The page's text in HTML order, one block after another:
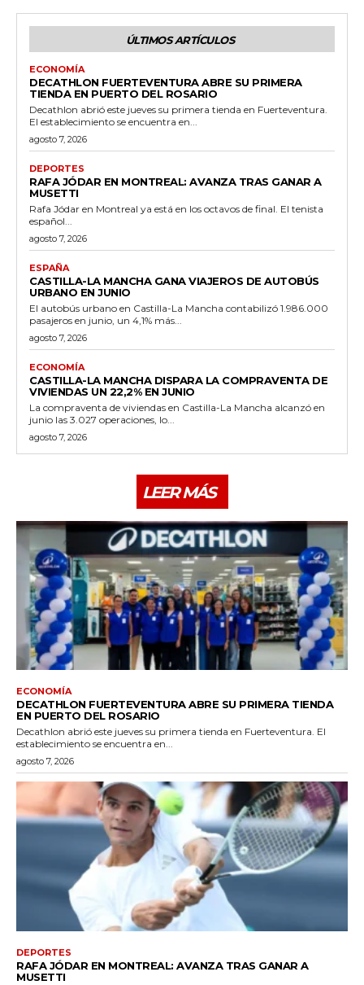
ÚLTIMOS ARTÍCULOS
ECONOMÍA
DECATHLON FUERTEVENTURA ABRE SU PRIMERA
TIENDA EN PUERTO DEL ROSARIO
Decathlon abrió este jueves su primera tienda en Fuerteventura.
El establecimiento se encuentra en...
agosto 7, 2026
DEPORTES
RAFA JÓDAR EN MONTREAL: AVANZA TRAS GANAR A
MUSETTI
Rafa Jódar en Montreal ya está en los octavos de final. El tenista
español...
agosto 7, 2026
ESPAÑA
CASTILLA-LA MANCHA GANA VIAJEROS DE AUTOBÚS
URBANO EN JUNIO
El autobús urbano en Castilla-La Mancha contabilizó 1.986.000
pasajeros en junio, un 4,1% más...
agosto 7, 2026
ECONOMÍA
CASTILLA-LA MANCHA DISPARA LA COMPRAVENTA DE
VIVIENDAS UN 22,2% EN JUNIO
La compraventa de viviendas en Castilla-La Mancha alcanzó en
junio las 3.027 operaciones, lo...
agosto 7, 2026
LEER MÁS
ECONOMÍA
DECATHLON FUERTEVENTURA ABRE SU PRIMERA TIENDA
EN PUERTO DEL ROSARIO
Decathlon abrió este jueves su primera tienda en Fuerteventura. El
establecimiento se encuentra en...
agosto 7, 2026
DEPORTES
RAFA JÓDAR EN MONTREAL: AVANZA TRAS GANAR A
MUSETTI